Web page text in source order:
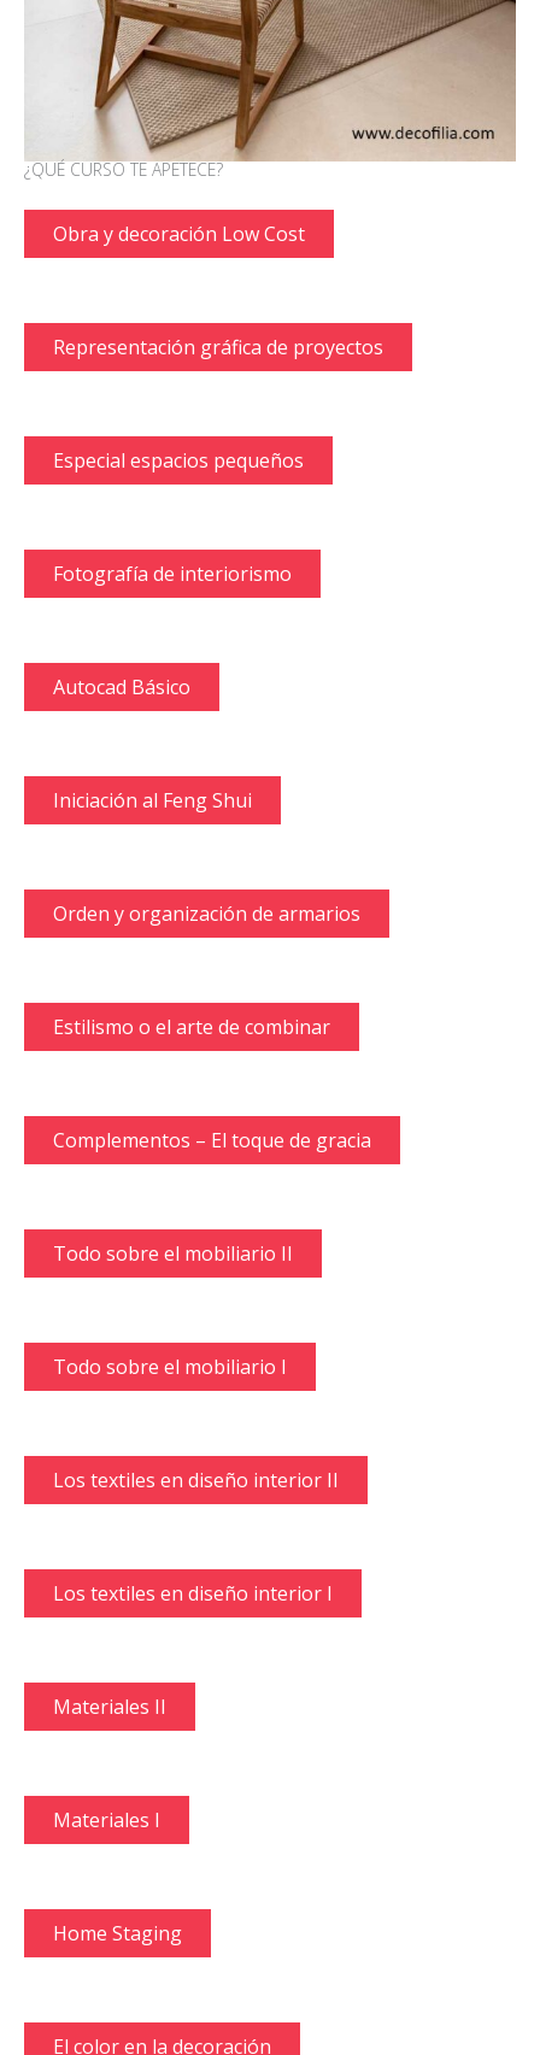
¿QUÉ CURSO TE APETECE?
Obra y decoración Low Cost
Representación gráfica de proyectos
Especial espacios pequeños
Fotografía de interiorismo
Autocad Básico
Iniciación al Feng Shui
Orden y organización de armarios
Estilismo o el arte de combinar
Complementos – El toque de gracia
Todo sobre el mobiliario II
Todo sobre el mobiliario I
Los textiles en diseño interior II
Los textiles en diseño interior I
Materiales II
Materiales I
Home Staging
El color en la decoración